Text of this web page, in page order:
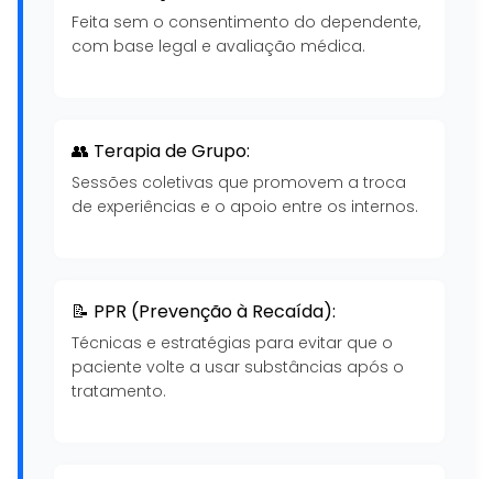
Feita sem o consentimento do dependente,
com base legal e avaliação médica.
👥 Terapia de Grupo:
Sessões coletivas que promovem a troca
de experiências e o apoio entre os internos.
📝 PPR (Prevenção à Recaída):
Técnicas e estratégias para evitar que o
paciente volte a usar substâncias após o
tratamento.